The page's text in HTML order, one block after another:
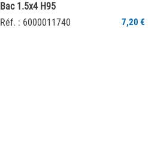
Bac 1.5x4 H95
Réf. : 6000011740
7,20 €